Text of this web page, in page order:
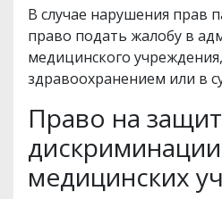
В случае нарушения прав
право подать жалобу в
медицинского
здравоохранением или в
Право на
медицинских